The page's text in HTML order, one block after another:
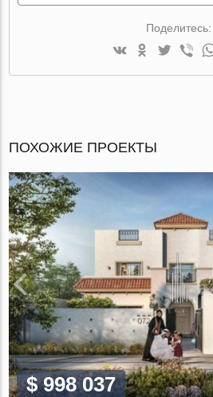
Поделитесь:
ПОХОЖИЕ ПРОЕКТЫ
$ 998 037